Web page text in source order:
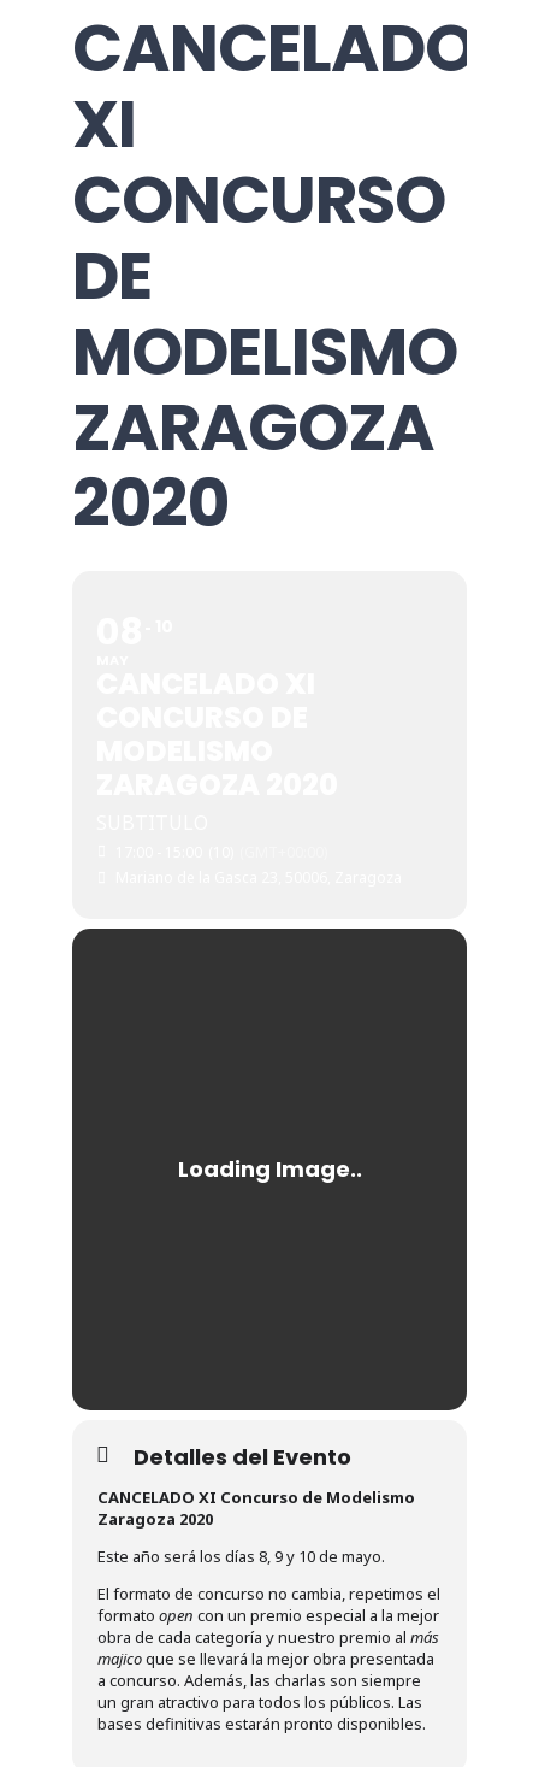
CANCELADO
XI
CONCURSO
DE
MODELISMO
ZARAGOZA
2020
Detalles del Evento
CANCELADO XI Concurso de Modelismo
Zaragoza 2020
Este año será los días 8, 9 y 10 de mayo.
El formato de concurso no cambia, repetimos el
formato open con un premio especial a la mejor
obra de cada categoría y nuestro premio al más
majicoque se llevará la mejor obra presentada
a concurso. Además, las charlas son siempre
un gran atractivo para todos los públicos. Las
bases definitivas estarán pronto disponibles.